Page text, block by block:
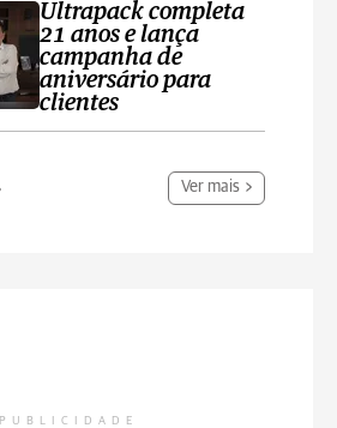
Ultrapack completa
21 anos e lança
campanha de
aniversário para
clientes
Ver mais
PUBLICIDADE